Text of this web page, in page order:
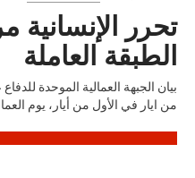
تحرر الإنسانية
الطبقة العاملة
بيان الجبهة العمالية الموحدة
من ايار في الأول من أيار، يوم